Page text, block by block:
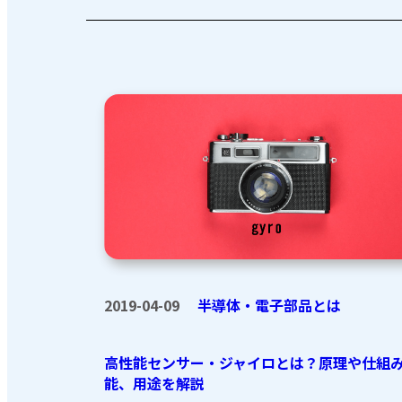
2019-04-09 半導体・電子部品とは
高性能センサー・ジャイロとは？原理や仕組
能、用途を解説